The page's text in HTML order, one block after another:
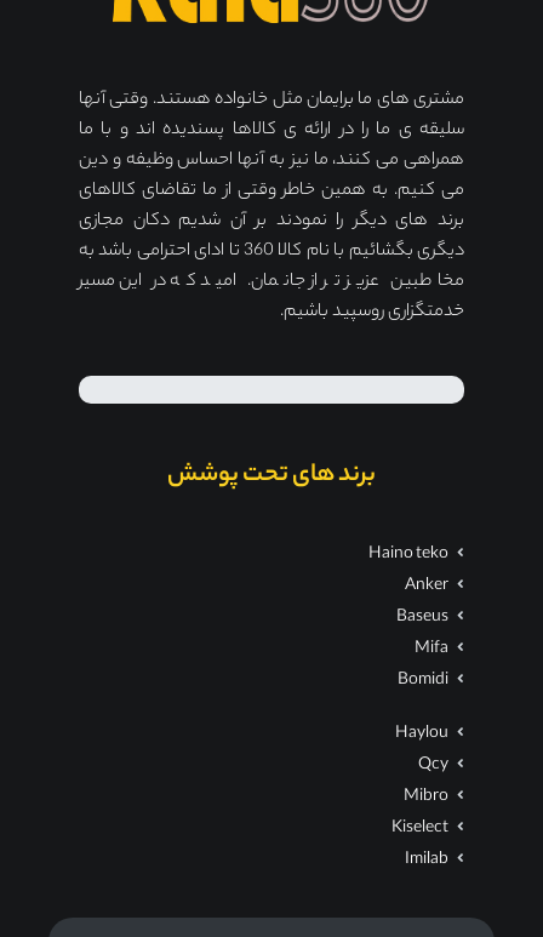
مشتری های ما برایمان مثل خانواده هستند. وقتی آنها
سلیقه ی ما را در ارائه ی کالاها پسندیده اند و با ما
همراهی می کنند، ما نیز به آنها احساس وظیفه و دین
می کنیم. به همین خاطر وقتی از ما تقاضای کالاهای
برند های دیگر را نمودند بر آن شدیم دکان مجازی
دیگری بگشائیم با نام کالا 360 تا ادای احترامی باشد به
مخاطبین عزیز تر از جانمان. امید که در این مسیر
خدمتگزاری روسپید باشیم.
برند های تحت پوشش
Haino teko
Anker
Baseus
Mifa
Bomidi
Haylou
Qcy
Mibro
Kiselect
Imilab